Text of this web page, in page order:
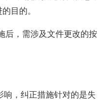
目的。
后，需涉及文件更改的按
响，纠正措施针对的是失